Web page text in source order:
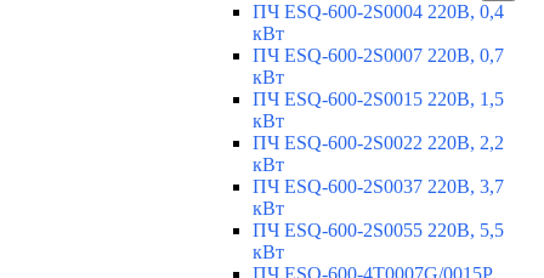
ПЧ ESQ-600-2S0004 220В, 0,4
кВт
ПЧ ESQ-600-2S0007 220В, 0,7
кВт
ПЧ ESQ-600-2S0015 220В, 1,5
кВт
ПЧ ESQ-600-2S0022 220В, 2,2
кВт
ПЧ ESQ-600-2S0037 220В, 3,7
кВт
ПЧ ESQ-600-2S0055 220В, 5,5
кВт